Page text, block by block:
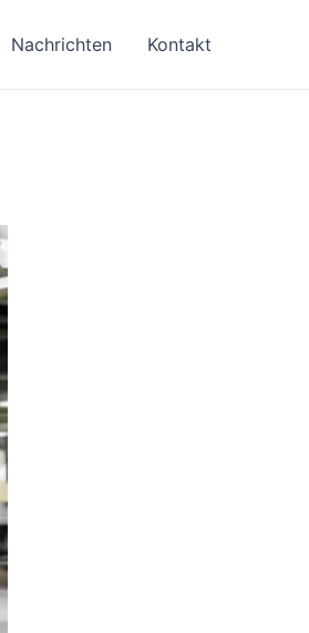
Nachrichten Kontakt